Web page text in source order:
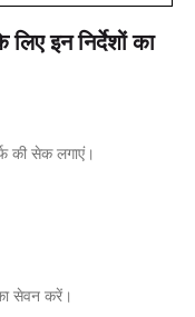
इन निर्देशों का
की सेक लगाएं।
सेवन करें।